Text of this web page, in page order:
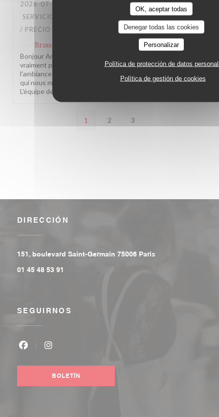
OK, aceptar todas
Denegar todas las cookies
Personalizar
Política de protección de datos
Política de gestión de cookies
2026-07-28
- 20:30 - INVITADOS 12
SERVICIO
MENÚ: 5/5 CALIDAD
/ PRECIO
Brasserie Lipp
ha respondido a su opinión
Bonjour Anne, Merci pour ce beau retour, ça nous fait
vraiment plaisir ! Savoir que le service, la cuisine et
l'ambiance vous ont autant séduite, c'est exactement ce
qui nous motive chaque jour. À très bientôt chez nous !
L'équipe de la Brasserie Lipp !
1 2 3
DIRECCIÓN
151, boulevard Saint-Germain 75006 Paris
01 45 48 53 91
SEGUIRNOS
BOLETÍN